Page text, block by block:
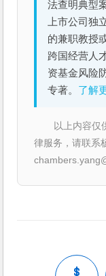
法查明典型
上市公司独
的兼职教授
跨国经营人
资基金风险
专著。 了解
以上内容仅
律服务，请联系